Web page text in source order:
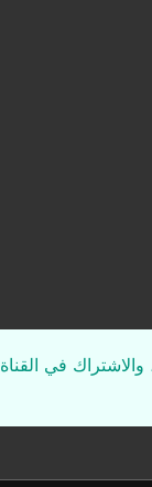
في